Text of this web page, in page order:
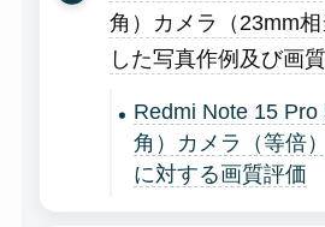
角）カメラ（23mm
した写真作例及び画
Redmi Note 15
角）カメラ（等倍
に対する画質評価